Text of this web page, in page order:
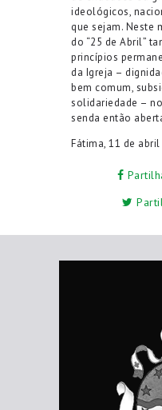
ideológicos,
que sejam. Neste
do “25 de Abril”
princípios
da Igreja –
bem comum,
solidariedade –
senda então
Fátima, 11 de